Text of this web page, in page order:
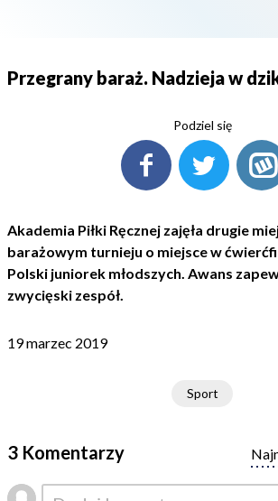
Przegrany baraż. Nadzieja w
Podziel się
Akademia Piłki Ręcznej zajęła drugie
barażowym turnieju o miejsce w
Polski juniorek młodszych. Awans
zwycięski zespół.
19 marzec 2019
Sport
3 Komentarzy